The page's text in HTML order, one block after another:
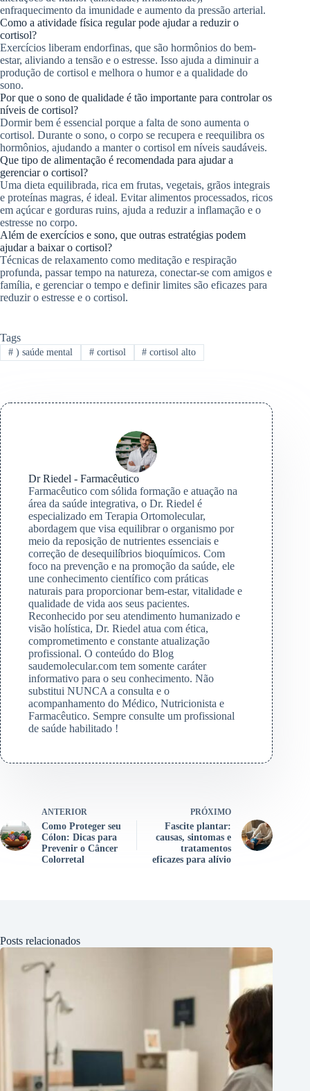
enfraquecimento da imunidade e aumento da pressão arterial.
Como a atividade física regular pode ajudar a reduzir o
cortisol?
Exercícios liberam endorfinas, que são hormônios do bem-
estar, aliviando a tensão e o estresse. Isso ajuda a diminuir a
produção de cortisol e melhora o humor e a qualidade do
sono.
Por que o sono de qualidade é tão importante para controlar os
níveis de cortisol?
Dormir bem é essencial porque a falta de sono aumenta o
cortisol. Durante o sono, o corpo se recupera e reequilibra os
hormônios, ajudando a manter o cortisol em níveis saudáveis.
Que tipo de alimentação é recomendada para ajudar a
gerenciar o cortisol?
Uma dieta equilibrada, rica em frutas, vegetais, grãos integrais
e proteínas magras, é ideal. Evitar alimentos processados, ricos
em açúcar e gorduras ruins, ajuda a reduzir a inflamação e o
estresse no corpo.
Além de exercícios e sono, que outras estratégias podem
ajudar a baixar o cortisol?
Técnicas de relaxamento como meditação e respiração
profunda, passar tempo na natureza, conectar-se com amigos e
família, e gerenciar o tempo e definir limites são eficazes para
reduzir o estresse e o cortisol.
Tags
#) saúde mental #cortisol # cortisol alto
Dr Riedel - Farmacêutico
Farmacêutico com sólida formação e atuação na
área da saúde integrativa, o Dr. Riedel é
especializado em Terapia Ortomolecular,
abordagem que visa equilibrar o organismo por
meio da reposição de nutrientes essenciais e
correção de desequilíbrios bioquímicos. Com
foco na prevenção e na promoção da saúde, ele
une conhecimento científico com práticas
naturais para proporcionar bem-estar, vitalidade e
qualidade de vida aos seus pacientes.
Reconhecido por seu atendimento humanizado e
visão holística, Dr. Riedel atua com ética,
comprometimento e constante atualização
profissional. O conteúdo do Blog
saudemolecular.com tem somente caráter
informativo para o seu conhecimento. Não
substitui NUNCA a consulta e o
acompanhamento do Médico, Nutricionista e
Farmacêutico. Sempre consulte um profissional
de saúde habilitado !
ANTERIOR
Como Proteger seu
Cólon: Dicas para
Prevenir o Câncer
Colorretal
PRÓXIMO
Fascite plantar:
causas, sintomas e
tratamentos
eficazes para alívio
Posts relacionados